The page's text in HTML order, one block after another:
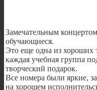
Замечательным
обучающиеся.
Это еще одна из хороших
каждая учебная группа
творческий подарок.
Все номера были яркие,
на хорошем